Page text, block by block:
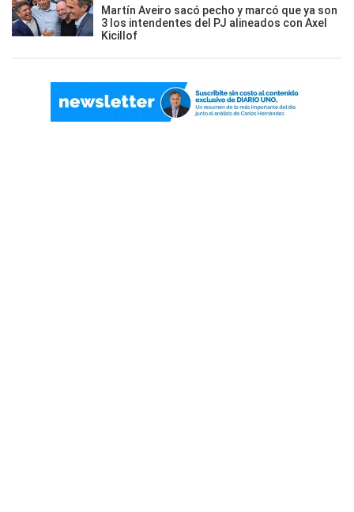
Martín Aveiro sacó pecho y marcó que ya son
3 los intendentes del PJ alineados con Axel
Kicillof